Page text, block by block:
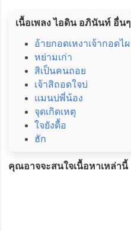
เนื้อเพลง ไอดิน อภินันท์ อื่นๆ
อ้ายกอดเหงาเจ้ากอดไผ
หย่ามเก่า
สิเป็นคนถอย
เจ้าสิถอดใจบ่
แมนบ่พี่น้อง
จุดเกิดเหตุ
ใจยังดื้อ
ฮัก
คุณอาจจะสนใจเนื้อหาเหล่านี้